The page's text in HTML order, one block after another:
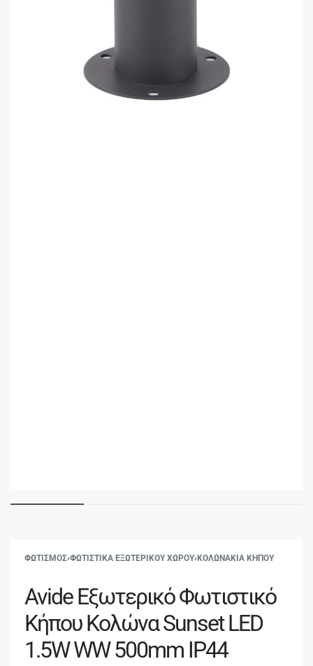
ΦΩΤΙΣΜΟΣ›ΦΩΤΙΣΤΙΚΑ ΕΞΩΤΕΡΙΚΟΥ ΧΩΡΟΥ› ΚΟΛΩΝΑΚΙΑ ΚΗΠΟΥ
Avide Εξωτερικό Φωτιστικό
Κήπου Κολώνα Sunset LED
1.5W WW 500mm IP44